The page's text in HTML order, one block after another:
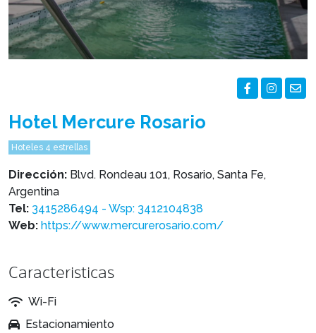
Hotel Mercure Rosario
Hoteles 4 estrellas
Dirección: Blvd. Rondeau 101, Rosario, Santa Fe,
Argentina
Tel: 3415286494 - Wsp: 3412104838
Web: https://www.mercurerosario.com/
Caracteristicas
Wi-Fi
Estacionamiento